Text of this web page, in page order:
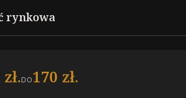
rynkowa
DO170 zł.